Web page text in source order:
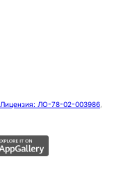
Лицензия: ЛО-78-02-003986,